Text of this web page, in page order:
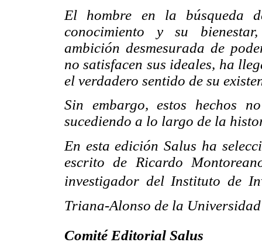
El hombre en la búsqueda
conocimiento y su
ambición desmesurada de
no satisfacen sus ideales, ha
el verdadero sentido de su
Sin embargo, estos hechos
sucediendo a lo largo de la
En esta edición Salus ha
escrito de Ricardo
investigador del Instituto de
Triana-Alonso de la
Comité Editorial Salus